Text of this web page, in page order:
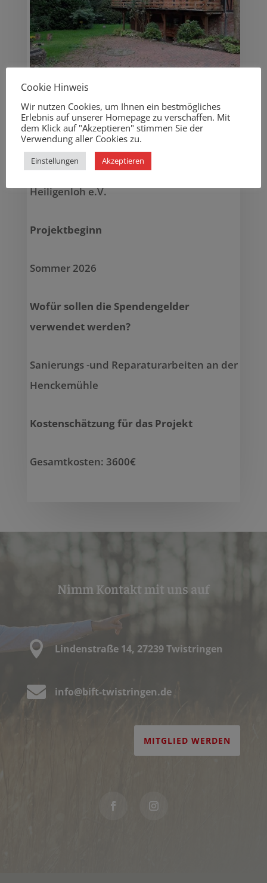
Projektinitiator
Freunde und Förderer der Henckemühle
Heiligenloh e.V.
Projektbeginn
Sommer 2026
Wofür sollen die Spendengelder
verwendet werden?
Sanierungs -und Reparaturarbeiten an der
Henckemühle
Kostenschätzung für das Projekt
Gesamtkosten: 3600€
Nimm Kontakt mit uns auf
 Lindenstraße 14, 27239 Twistringen
 info@bift-twistringen.de
MITGLIED WERDEN
Cookie Hinweis
Wir nutzen Cookies, um Ihnen ein bestmögliches
Erlebnis auf unserer Homepage zu verschaffen. Mit
dem Klick auf "Akzeptieren" stimmen Sie der
Verwendung aller Cookies zu.
Einstellungen Akzeptieren